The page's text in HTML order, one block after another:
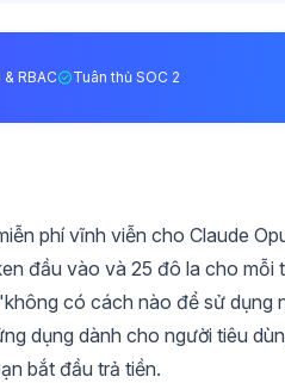
& RBAC Tuân thủ SOC 2
phí vĩnh viễn cho Claude
đầu vào và 25 đô la cho mỗi
có cách nào để sử dụng
dụng dành cho người tiêu
bắt đầu trả tiền.